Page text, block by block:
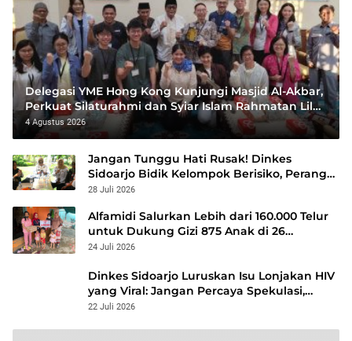
Delegasi YME Hong Kong Kunjungi Masjid Al-Akbar,
Perkuat Silaturahmi dan Syiar Islam Rahmatan Lil
‘Alamin
4 Agustus 2026
Jangan Tunggu Hati Rusak! Dinkes
Sidoarjo Bidik Kelompok Berisiko, Perang
Terbuka Lawan Hepatitis
28 Juli 2026
Alfamidi Salurkan Lebih dari 160.000 Telur
untuk Dukung Gizi 875 Anak di 26
Kabupaten/Kota
24 Juli 2026
Dinkes Sidoarjo Luruskan Isu Lonjakan HIV
yang Viral: Jangan Percaya Spekulasi,
Penanganan Berbasis Data Terus
22 Juli 2026